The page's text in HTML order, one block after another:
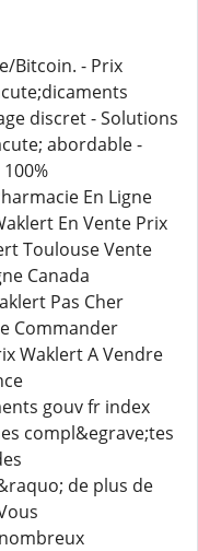
Bitcoin. - Prix
discret - Solutions
abordable -
En Ligne
En Vente Prix
Toulouse Vente
Canada
Pas Cher
Commander
Waklert A Vendre
gouv fr index
compl&egrave;tes
de plus de